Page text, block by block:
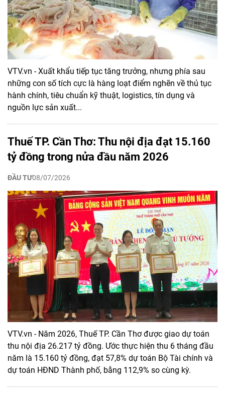
VTV.vn - Xuất khẩu tiếp tục tăng trưởng, nhưng phía sau
những con số tích cực là hàng loạt điểm nghẽn về thủ tục
hành chính, tiêu chuẩn kỹ thuật, logistics, tín dụng và
nguồn lực sản xuất...
Thuế TP. Cần Thơ: Thu nội địa đạt 15.160
tỷ đồng trong nửa đầu năm 2026
ĐẦU TƯ08/07/2026
VTV.vn - Năm 2026, Thuế TP. Cần Thơ được giao dự toán
thu nội địa 26.217 tỷ đồng. Ước thực hiện thu 6 tháng đầu
năm là 15.160 tỷ đồng, đạt 57,8% dự toán Bộ Tài chính và
dự toán HĐND Thành phố, bằng 112,9% so cùng kỳ.